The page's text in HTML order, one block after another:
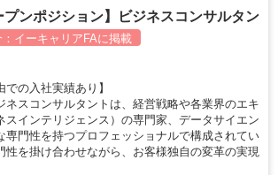
プンポジション】ビジネスコンサルタン
イーキャリアFAに掲載
での入社実績あり】
ネスコンサルタントは、経営戦略や各業界のエキ
スインテリジェンス）の専門家、データサイエン
専門性を持つプロフェッショナルで構成されてい
性を掛け合わせながら、お客様独自の変革の実現